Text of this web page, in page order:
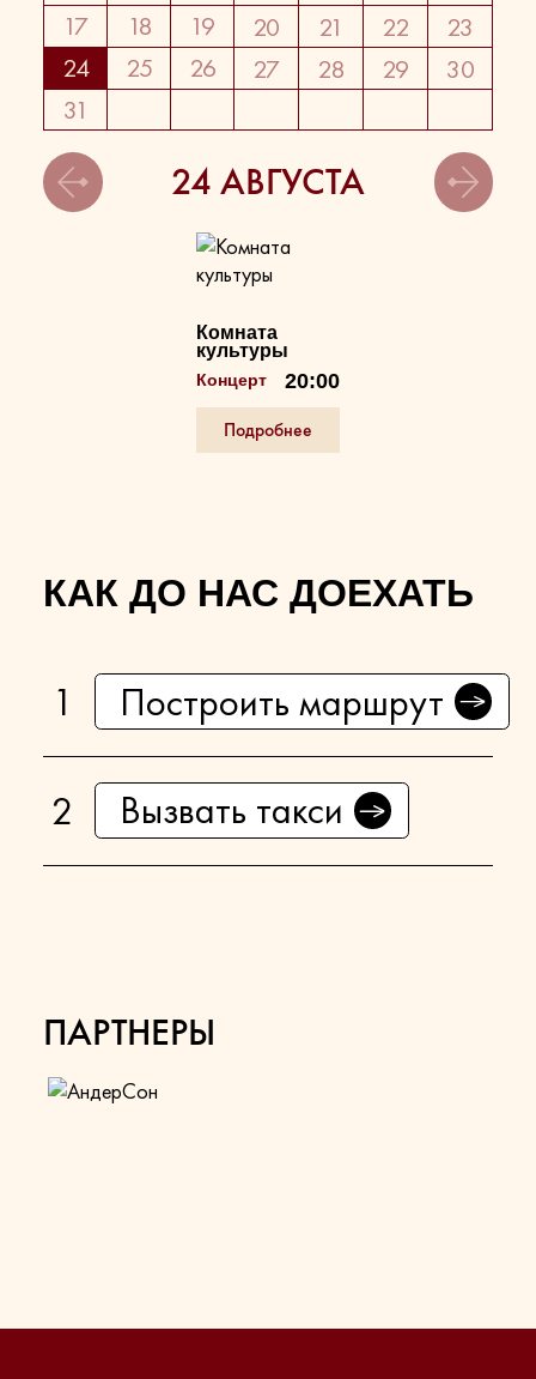
17
18 19 20 21 22
23
24
25 26 27 28 29
30
31
24 АВГУСТА
Комната
культуры
Концерт 20:00
Подробнее
КАК ДО НАС ДОЕХАТЬ
Построить маршрут
Вызвать такси
ПАРТНЕРЫ